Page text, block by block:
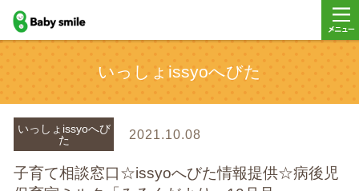
baby smile
いっしょissyoへびた
いっしょissyoへび
た
2021.10.08
子育て相談窓口☆issyoへびた情報提供☆病後児